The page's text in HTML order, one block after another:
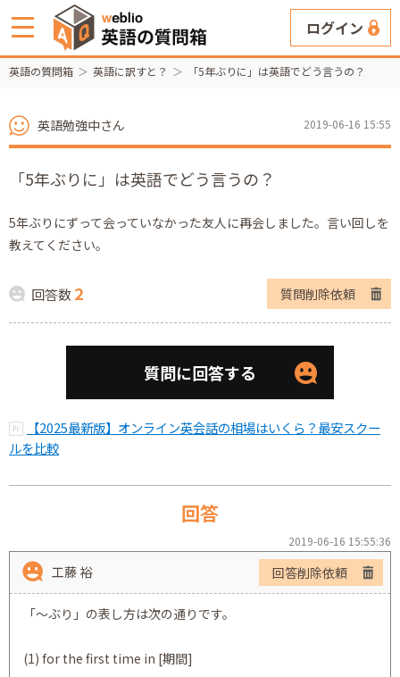
ログイン
英語の質問箱 英語に訳すと？ 「5年ぶりに」は英語でどう言うの？
英語勉強中さん 2019-06-16 15:55
「5年ぶりに」は英語でどう言うの？
5年ぶりにずって会っていなかった友人に再会しました。言い回しを
教えてください。
回答数2 質問削除依頼
質問に回答する
【2025最新版】オンライン英会話の相場はいくら？最安スクー
ルを比較
回答
2019-06-16 15:55:36
工藤 裕 回答削除依頼
「～ぶり」の表し方は次の通りです。
(1) for the first time in [期間]